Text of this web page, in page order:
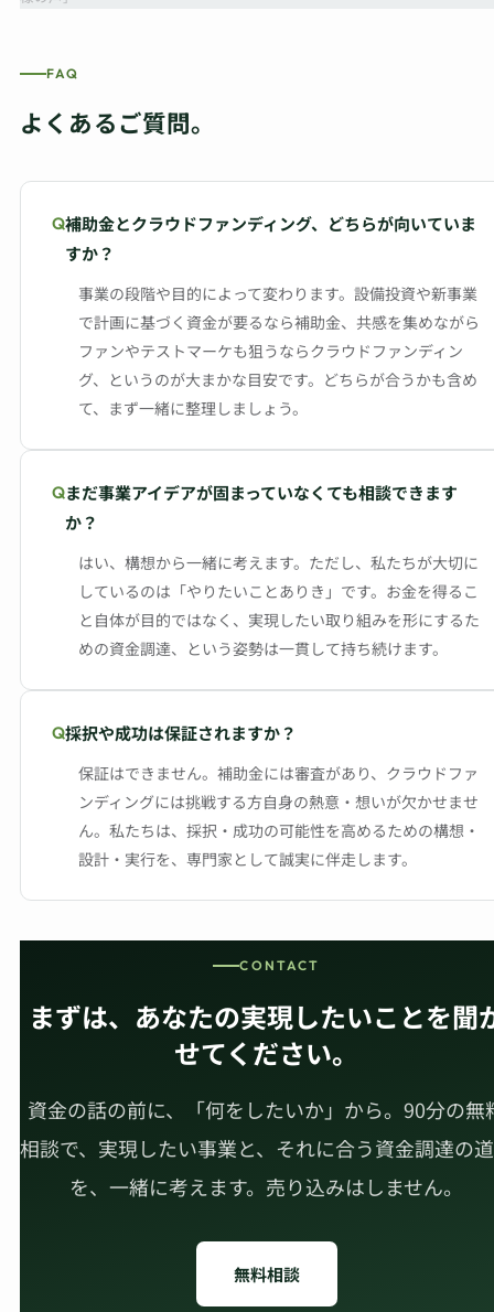
FAQ
よくあるご質問。
補助金とクラウドファンディング、どちらが向いていま
すか？
事業の段階や目的によって変わります。設備投資や新事業
で計画に基づく資金が要るなら補助金、共感を集めながら
ファンやテストマーケも狙うならクラウドファンディン
グ、というのが大まかな目安です。どちらが合うかも含め
て、まず一緒に整理しましょう。
まだ事業アイデアが固まっていなくても相談できます
か？
はい、構想から一緒に考えます。ただし、私たちが大切に
しているのは「やりたいことありき」です。お金を得るこ
と自体が目的ではなく、実現したい取り組みを形にするた
めの資金調達、という姿勢は一貫して持ち続けます。
採択や成功は保証されますか？
保証はできません。補助金には審査があり、クラウドファ
ンディングには挑戦する方自身の熱意・想いが欠かせませ
ん。私たちは、採択・成功の可能性を高めるための構想・
設計・実行を、専門家として誠実に伴走します。
CONTACT
まずは、あなたの実現したいことを聞
せてください。
資金の話の前に、「何をしたいか」から。90分の無
相談で、実現したい事業と、それに合う資金調達の
を、一緒に考えます。売り込みはしません。
無料相談